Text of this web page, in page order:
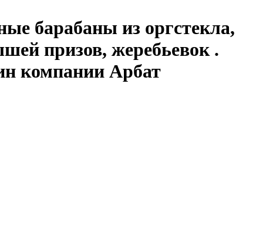
барабаны из оргстекла,
призов, жеребьевок .
компании Арбат